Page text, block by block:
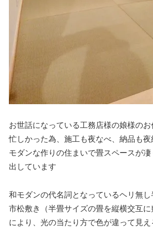
お世話になっている工務店様の娘様のお
忙しかった為、施工も夜なべ、納品も夜
モダンな作りの住まいで畳スペースが
出しています
和モダンの代名詞となっているヘリ無し
市松敷き（半畳サイズの畳を縦横交互
により、光の当たり方で色が違って見え